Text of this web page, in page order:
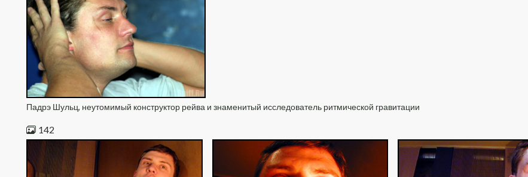
Падрэ Шульц, неутомимый конструктор рейва и знаменитый исследователь ритмической гравитации
142